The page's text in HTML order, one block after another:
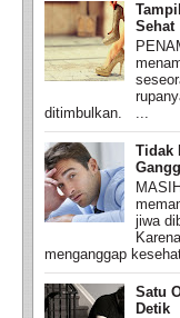
Sehat
ditimbulkan. ...
Tidak
jiwa
menganggap
Satu
Detik